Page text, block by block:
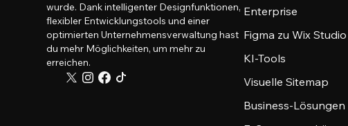
wurde. Dank intelligenter Designfunktionen,
flexibler Entwicklungstools und einer
optimierten Unternehmensverwaltung hast
du mehr Möglichkeiten, um mehr zu
erreichen.
Enterprise
Figma zu Wix Studio
KI-Tools
Visuelle Sitemap
Business-Lösungen